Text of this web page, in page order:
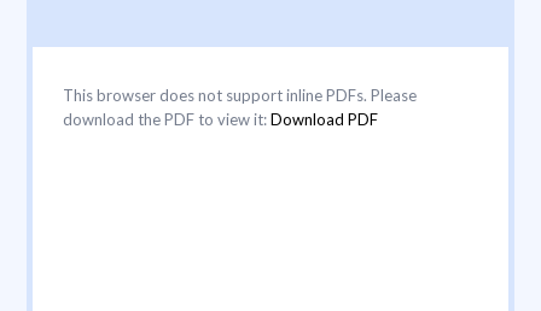
This browser does not support inline PDFs. Please
download the PDF to view it:Download PDF